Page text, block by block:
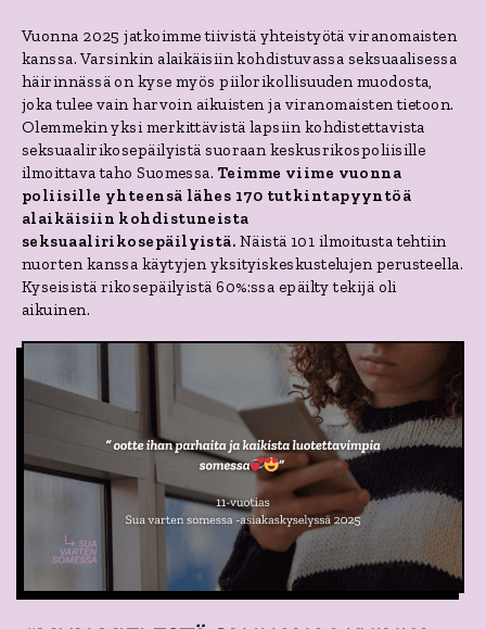
Vuonna 2025 jatkoimme tiivistä yhteistyötä viranomaisten
kanssa. Varsinkin alaikäisiin kohdistuvassa seksuaalisessa
häirinnässä on kyse myös piilorikollisuuden muodosta,
joka tulee vain harvoin aikuisten ja viranomaisten tietoon.
Olemmekin yksi merkittävistä lapsiin kohdistettavista
seksuaalirikosepäilyistä suoraan keskusrikospoliisille
ilmoittava taho Suomessa. Teimme viime vuonna
poliisille yhteensä lähes 170 tutkintapyyntöä
alaikäisiin kohdistuneista
seksuaalirikosepäilyistä. Näistä 101 ilmoitusta tehtiin
nuorten kanssa käytyjen yksityiskeskustelujen perusteella.
Kyseisistä rikosepäilyistä60%:ssa epäilty tekijä oli
aikuinen.